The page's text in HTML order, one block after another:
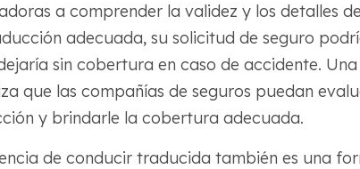
a comprender la validez y los detalles
adecuada, su solicitud de seguro
sin cobertura en caso de accidente.
que las compañías de seguros puedan
y brindarle la cobertura adecuada.
de conducir traducida también es una